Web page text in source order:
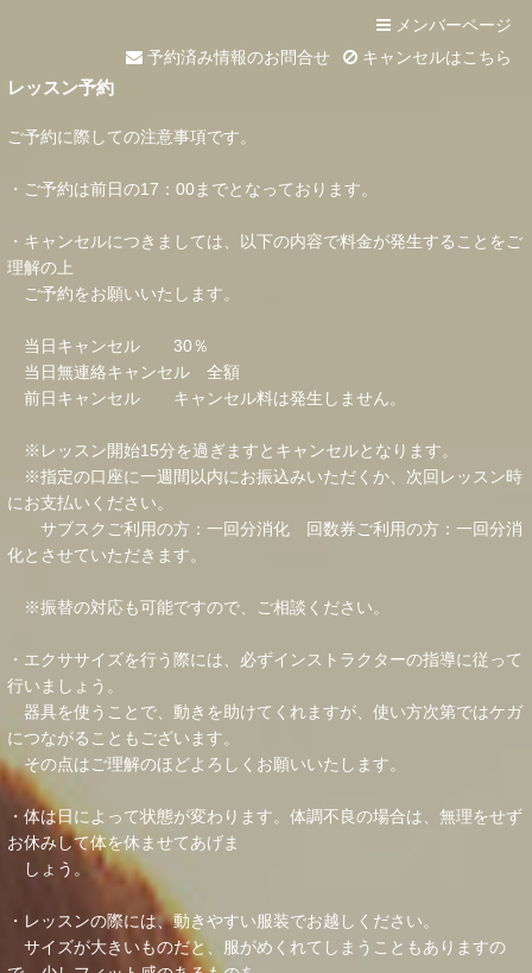
メンバーページ
予約済み情報のお問合せ
キャンセルはこちら
レッスン予約
ご予約に際しての注意事項です。
・ご予約は前日の17：00までとなっております。
・キャンセルにつきましては、以下の内容で料金が発生することをご
理解の上
ご予約をお願いいたします。
当日キャンセル 30％
当日無連絡キャンセル 全額
前日キャンセル キャンセル料は発生しません。
※レッスン開始15分を過ぎますとキャンセルとなります。
※指定の口座に一週間以内にお振込みいただくか、次回レッスン時
にお支払いください。
サブスクご利用の方：一回分消化 回数券ご利用の方：一回分消
化とさせていただきます。
※振替の対応も可能ですので、ご相談ください。
・エクササイズを行う際には、必ずインストラクターの指導に従って
行いましょう。
器具を使うことで、動きを助けてくれますが、使い方次第ではケガ
につながることもございます。
その点はご理解のほどよろしくお願いいたします。
・体は日によって状態が変わります。体調不良の場合は、無理をせず
お休みして体を休ませてあげま
しょう。
・レッスンの際には、動きやすい服装でお越しください。
サイズが大きいものだと、服がめくれてしまうこともありますの